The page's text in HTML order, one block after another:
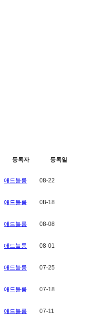
등록자 등록일
애드블룸 08-22
애드블룸 08-18
애드블룸 08-08
애드블룸 08-01
애드블룸 07-25
애드블룸 07-18
애드블룸 07-11